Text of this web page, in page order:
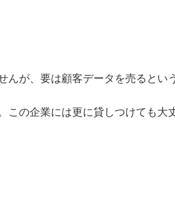
が、要は顧客データを売るとい
の企業には更に貸しつけても大